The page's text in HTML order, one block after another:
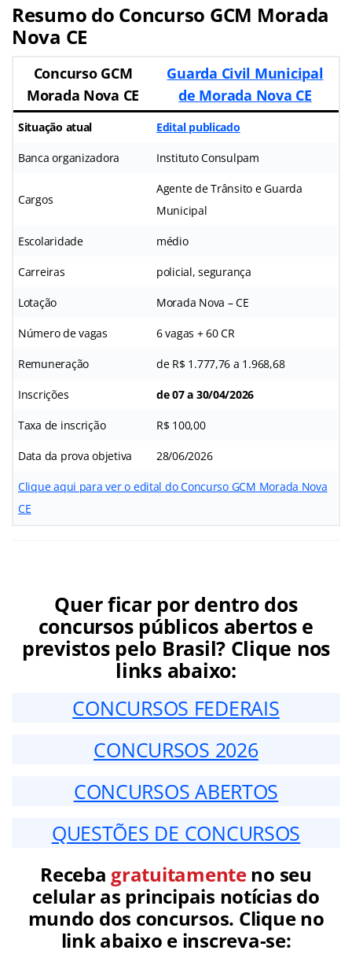
Resumo do Concurso GCM Morada
Nova CE
Concurso GCM
Morada Nova CE
Guarda Civil Municipal
de Morada Nova CE
Situação atual Edital publicado
Banca organizadora Instituto Consulpam
Cargos
Agente de Trânsito e Guarda
Municipal
Escolaridade médio
Carreiras policial, segurança
Lotação Morada Nova – CE
Número de vagas 6 vagas + 60 CR
Remuneração de R$ 1.777,76 a 1.968,68
Inscrições de 07 a 30/04/2026
Taxa de inscrição R$ 100,00
Data da prova objetiva 28/06/2026
Clique aqui para ver o edital do Concurso GCM Morada Nova
CE
Quer ficar por dentro dos
concursos públicos abertos e
previstos pelo Brasil? Clique nos
links abaixo:
CONCURSOS FEDERAIS
CONCURSOS 2026
CONCURSOS ABERTOS
QUESTÕES DE CONCURSOS
Receba gratuitamenteno seu
celular as principais notícias do
mundo dos concursos. Clique no
link abaixo e inscreva-se: